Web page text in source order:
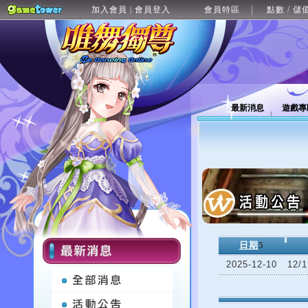
加入會員 | 會員登入 會員特區 點數 / 儲
最新消息 遊戲
日期 5
2025-12-10
12/